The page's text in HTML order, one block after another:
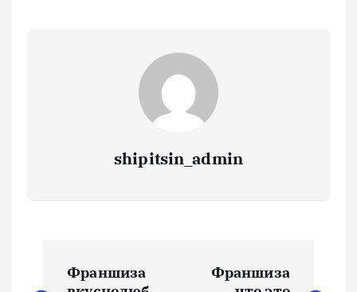
shipitsin_admin
Франшиза
Франшиза